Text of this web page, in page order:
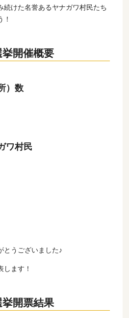
続けた名誉あるヤナガワ村民たち
！
開催概要
）数
ワ村民
とうございました♪
します！
開票結果